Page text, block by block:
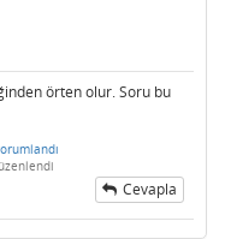
örten olur. Soru bu
Cevapla